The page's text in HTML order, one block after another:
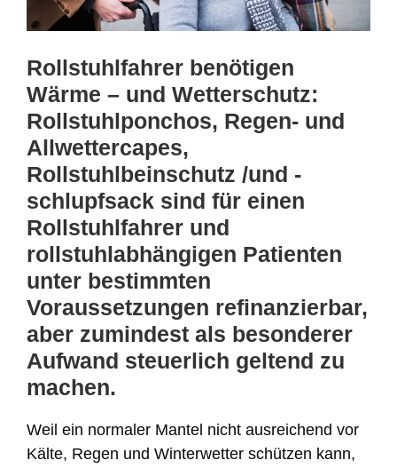
Rollstuhlfahrer benötigen
Wärme – und Wetterschutz:
Rollstuhlponchos, Regen- und
Allwettercapes,
Rollstuhlbeinschutz /und -
schlupfsack sind für einen
Rollstuhlfahrer und
rollstuhlabhängigen Patienten
unter bestimmten
Voraussetzungen refinanzierbar,
aber zumindest als besonderer
Aufwand steuerlich geltend zu
machen.
Weil ein normaler Mantel nicht ausreichend vor
Kälte, Regen und Winterwetter schützen kann,